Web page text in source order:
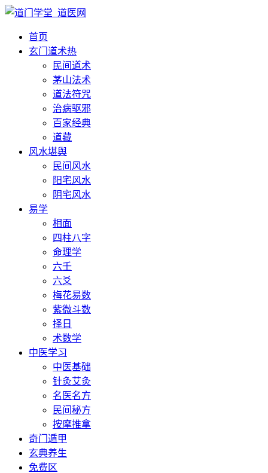
首页
玄门道术热
民间道术
茅山法术
道法符咒
治病驱邪
百家经典
道藏
风水堪舆
民间风水
阳宅风水
阴宅风水
易学
相面
四柱八字
命理学
六壬
六爻
梅花易数
紫微斗数
择日
术数学
中医学习
中医基础
针灸艾灸
名医名方
民间秘方
按摩推拿
奇门遁甲
玄典养生
免费区